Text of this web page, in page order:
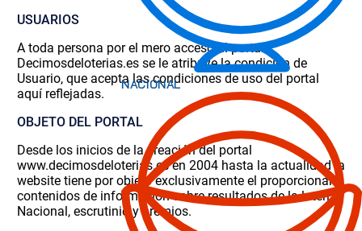
USUARIOS
A toda persona por el mero acceso al portal
Decimosdeloterias.es se le atribuye la condición de
Usuario, que acepta las condiciones de uso del portal
aquí reflejadas.
OBJETO DEL PORTAL
Desde los inicios de la creación del portal
www.decimosdeloterias.es en 2004 hasta la actualidad la
website tiene por objeto exclusivamente el proporcionar
contenidos de información sobre resultados de la loteria
Nacional, escrutinio y premios.